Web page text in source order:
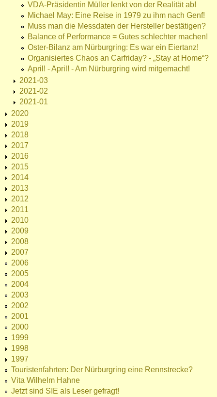
VDA-Präsidentin Müller lenkt von der Realität ab!
Michael May: Eine Reise in 1979 zu ihm nach Genf!
Muss man die Messdaten der Hersteller bestätigen?
Balance of Performance = Gutes schlechter machen!
Oster-Bilanz am Nürburgring: Es war ein Eiertanz!
Organisiertes Chaos an Carfriday? - „Stay at Home“?
April! - April! - Am Nürburgring wird mitgemacht!
2021-03
2021-02
2021-01
2020
2019
2018
2017
2016
2015
2014
2013
2012
2011
2010
2009
2008
2007
2006
2005
2004
2003
2002
2001
2000
1999
1998
1997
Touristenfahrten: Der Nürburgring eine Rennstrecke?
Vita Wilhelm Hahne
Jetzt sind SIE als Leser gefragt!